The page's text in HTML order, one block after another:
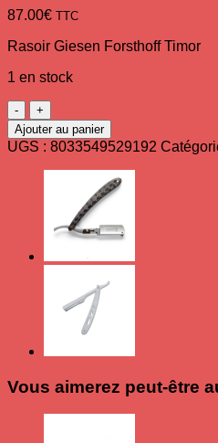
87.00€ TTC
Rasoir Giesen Forsthoff Timor
1 en stock
quantité
de
Rasoir
Timor
6/8"
d'ébène
Ajouter au panier
UGS : 8033549529192
Vous aimerez peut-être